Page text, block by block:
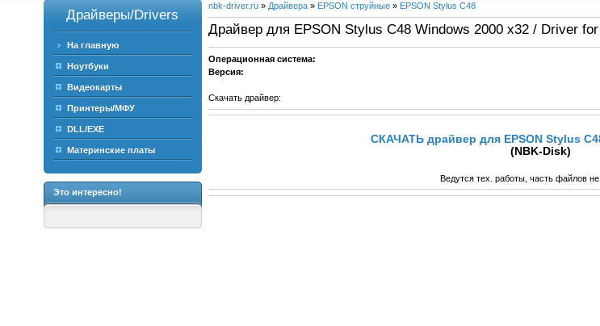
Драйверы/Drivers
На главную
Ноутбуки
Видеокарты
Принтеры/МФУ
DLL/EXE
Материнские платы
Это интересно!
nbk-driver.ru» Драйвера» EPSON струйные» EPSON Stylus C48
Драйвер для EPSON Stylus C48 Windows 2000 x32 / Driver
Операционная система:
Версия:
Скачать драйвер:
СКАЧАТЬ драйвер для EPSON Stylus
(NBK-Disk)
Ведутся тех. работы, часть файлов не